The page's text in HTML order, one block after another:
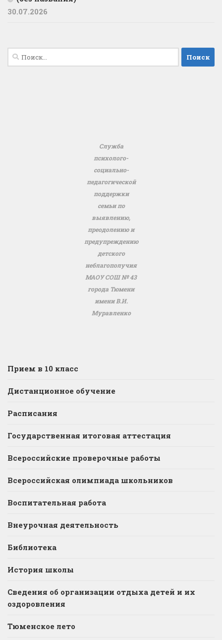
30.07.2026
Найти:
Служба
психолого-
социально-
педагогической
поддержки
семьи по
выявлению,
преодолению и
предупреждению
детского
неблагополучия
МАОУ СОШ № 43
города Тюмени
имени В.И.
Муравленко
Прием в 10 класс
Дистанционное обучение
Расписания
Государственная итоговая аттестация
Всероссийские проверочные работы
Всероссийская олимпиада школьников
Воспитательная работа
Внеурочная деятельность
Библиотека
История школы
Сведения об организации отдыха детей и их
оздоровления
Тюменское лето